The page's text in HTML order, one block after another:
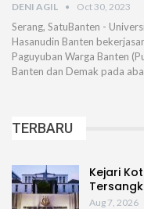
DENI AGIL Oct 30, 2023
Serang, SatuBanten -
Hasanudin Banten
Paguyuban Warga Banten
Banten dan Demak pada
TERBARU
Kejari
Aug 7, 2026